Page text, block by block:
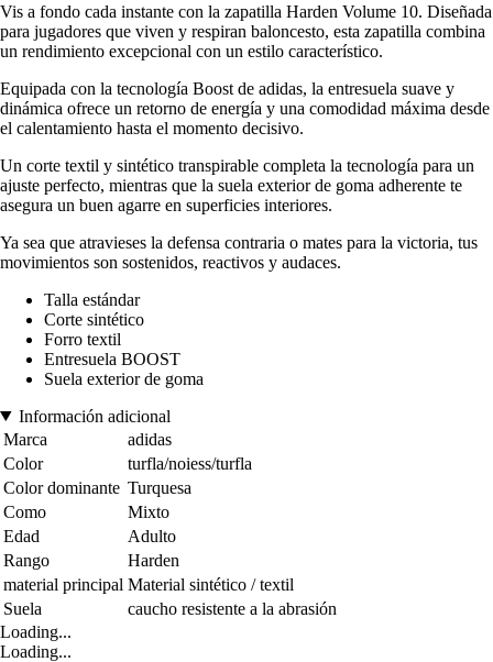
Vis a fondo cada instante con la zapatilla Harden Volume 10. Diseñada
para jugadores que viven y respiran baloncesto, esta zapatilla combina
un rendimiento excepcional con un estilo característico.
Equipada con la tecnología Boost de adidas, la entresuela suave y
dinámica ofrece un retorno de energía y una comodidad máxima desde
el calentamiento hasta el momento decisivo.
Un corte textil y sintético transpirable completa la tecnología para un
ajuste perfecto, mientras que la suela exterior de goma adherente te
asegura un buen agarre en superficies interiores.
Ya sea que atravieses la defensa contraria o mates para la victoria, tus
movimientos son sostenidos, reactivos y audaces.
Talla estándar
Corte sintético
Forro textil
Entresuela BOOST
Suela exterior de goma
Información adicional
Marca
adidas
Color
turfla/noiess/turfla
Color dominante Turquesa
Como
Mixto
Edad
Adulto
Rango
Harden
material principal Material sintético / textil
Suela
caucho resistente a la abrasión
Loading...
Loading...